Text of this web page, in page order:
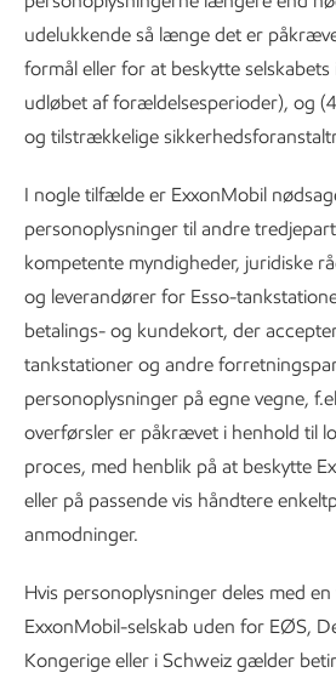
udelukkende så længe det er
formål eller for at beskytte
udløbet af forældelsesperioder), og
og tilstrækkelige
I nogle tilfælde er ExxonMobil
personoplysninger til andre
kompetente myndigheder, juridiske
og leverandører for Esso-
betalings- og kundekort, der
tankstationer og andre
personoplysninger på egne vegne,
overførsler er påkrævet i henhold til
proces, med henblik på at beskytte
eller på passende vis håndtere
anmodninger.
Hvis personoplysninger deles med
ExxonMobil-selskab uden for EØS,
Kongerige eller i Schweiz gælder